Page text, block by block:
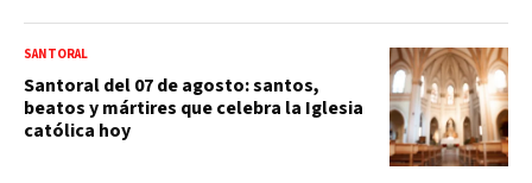
SANTORAL
Santoral del 07 de agosto: santos,
beatos y mártires que celebra la Iglesia
católica hoy